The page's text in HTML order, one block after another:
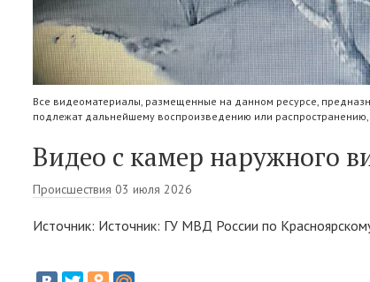
Все видеоматериалы, размещенные на данном ресурсе,
подлежат дальнейшему воспроизведению или
Видео с камер наружного
Происшествия 03 июля 2026
Источник: Источник: ГУ МВД России по